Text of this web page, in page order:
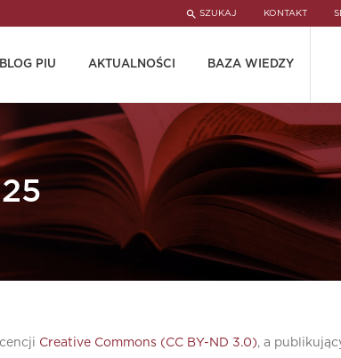
SZUKAJ KONTAKT
BLOG PIU AKTUALNOŚCI BAZA WIEDZY
Creative Commons (CC BY-ND 3.0), a